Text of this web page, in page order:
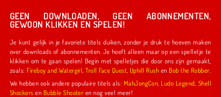
GEEN DOWNLOADEN, GEEN ABONNEMENTEN,
GEWOON KLIKKEN EN SPELEN!
Je kunt gelijk in je favoriete titels duiken, zonder je druk te hoeven maken
over downloads of abonnementen. Je hoeft alleen maar op een spelletje te
klikken om te gaan spelen! Begin met spelletjes die door ons zijn gemaakt,
zoals:
Fireboy and Watergirl ,Troll Face Quest Uphill Rush en Bob the Robber
We hebben ook andere populaire titels als: MahJongCon Ludo Legend Shell
Shockers en Bubble Shooter en nog veel meer!